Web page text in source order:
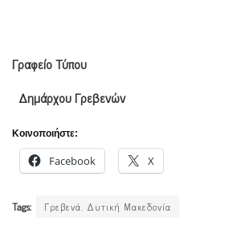
Γραφείο Τύπου
Δημάρχου Γρεβενών
Κοινοποιήστε:
Facebook X
Tags: Γρεβενά. Δυτική Μακεδονία